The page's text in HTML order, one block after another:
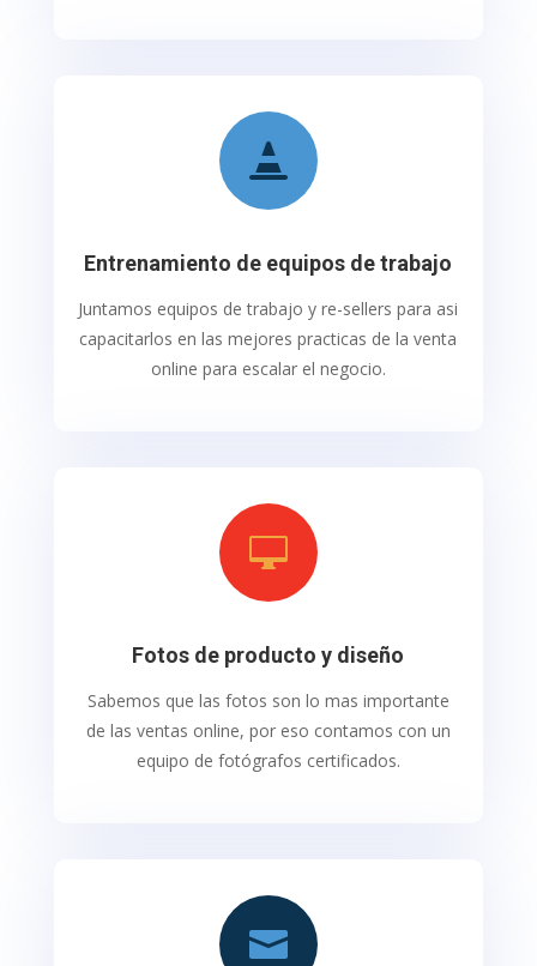

Entrenamiento de equipos de trabajo
Juntamos equipos de trabajo y re-sellers para asi
capacitarlos en las mejores practicas de la venta
online para escalar el negocio.

Fotos de producto y diseño
Sabemos que las fotos son lo mas importante
de las ventas online, por eso contamos con un
equipo de fotógrafos certificados.
